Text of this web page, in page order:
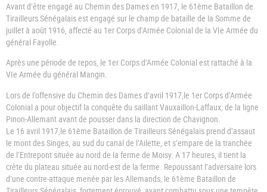
Avant d’être engagé au Chemin des Dames en 1917, le 61ème Bataillon de
Tirailleurs Sénégalais est engagé sur le champ de bataille de la Somme de
juillet à août 1916, affecté au 1er Corps d’Armée Colonial de la VIe Armée du
général Fayolle.
Après une période de repos, le 1er Corps d’Armée Colonial est rattaché à la
VIe Armée du général Mangin.
Lors de l’offensive du Chemin des Dames d’avril 1917 le 1er Corps d’Armée
Colonial a pour objectif la conquête du saillant Vauxaillon-Laffaux, de la ligne
Pinon-Allemant avant de pousser dans la direction de Chavignon.
Le 16 avril 1917 le 61ème Bataillon de Tirailleurs Sénégalais prend d’assaut
le mont des Singes, au sud du canal de l’Ailette, et s’empare de la tranchée
de l’Entrepont située au nord de la ferme de Moisy. A 17 heures, il tient la
crête du plateau située au nord-est de la ferme. Repoussant l’adversaire lors
d’une contre-attaque menée par les Allemands, le 61ème Bataillon de